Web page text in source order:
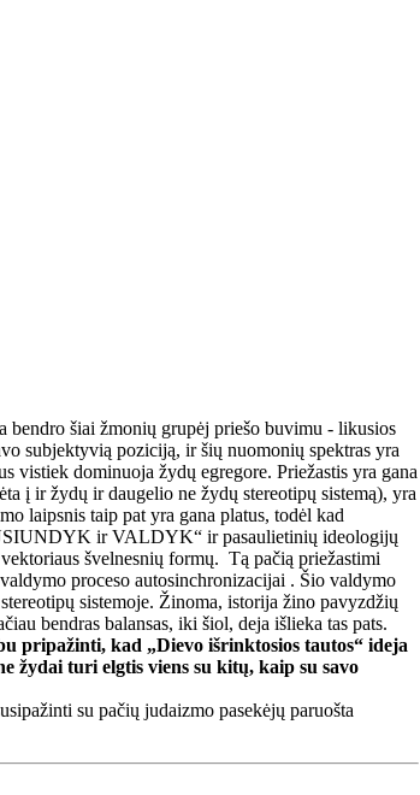
šiai žmonių grupėj priešo buvimu - likusios
subjektyvią poziciją, ir šių nuomonių spektras yra
vistiek dominuoja žydų egregore. Priežastis yra gana
į ir žydų ir daugelio ne žydų stereotipų sistemą), yra
laipsnis taip pat yra gana platus, todėl kad
ir VALDYK“ ir pasaulietinių ideologijų
švelnesnių formų. Tą pačią priežastimi
proceso autosinchronizacijai . Šio valdymo
sistemoje. Žinoma, istorija žino pavyzdžių
bendras balansas, iki šiol, deja išlieka tas pats.
pripažinti, kad „Dievo išrinktosios tautos“ ideja
žydai turi elgtis viens su kitų, kaip su savo
su pačių judaizmo pasekėjų paruošta